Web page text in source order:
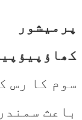
پرمیشور
سوم کا رس
باعث